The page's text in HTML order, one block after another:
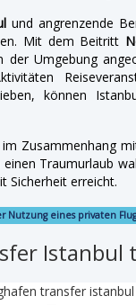
und angrenzende
Mit dem Beitritt
der Umgebung
können
im Zusammenhang
Traumurlaub
Sicherheit erreicht.
Nutzung eines privaten
Istanbul